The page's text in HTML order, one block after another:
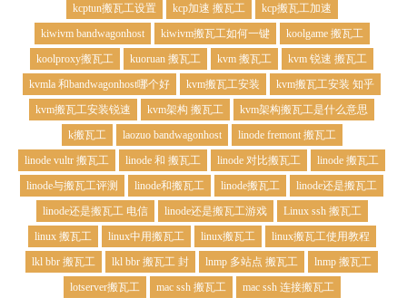
kcptun搬瓦工设置
kcp加速 搬瓦工
kcp搬瓦工加速
kiwivm bandwagonhost
kiwivm搬瓦工如何一键
koolgame 搬瓦工
koolproxy搬瓦工
kuoruan 搬瓦工 kvm 搬瓦工
kvm 锐速 搬瓦工
kvmla 和bandwagonhost哪个好
kvm搬瓦工安装
kvm搬瓦工安装 知乎
kvm搬瓦工安装锐速
kvm架构 搬瓦工
kvm架构搬瓦工是什么意思
k搬瓦工
laozuo bandwagonhost
linode fremont 搬瓦工
linode vultr 搬瓦工
linode 和 搬瓦工 linode 对比搬瓦工
linode 搬瓦工
linode与搬瓦工评测
linode和搬瓦工 linode搬瓦工
linode还是搬瓦工
linode还是搬瓦工 电信
linode还是搬瓦工游戏
Linux ssh 搬瓦工
linux 搬瓦工
linux中用搬瓦工 linux搬瓦工
linux搬瓦工使用教程
lkl bbr 搬瓦工
lkl bbr 搬瓦工 封 lnmp 多站点 搬瓦工
lnmp 搬瓦工
lotserver搬瓦工
mac ssh 搬瓦工
mac ssh 连接搬瓦工